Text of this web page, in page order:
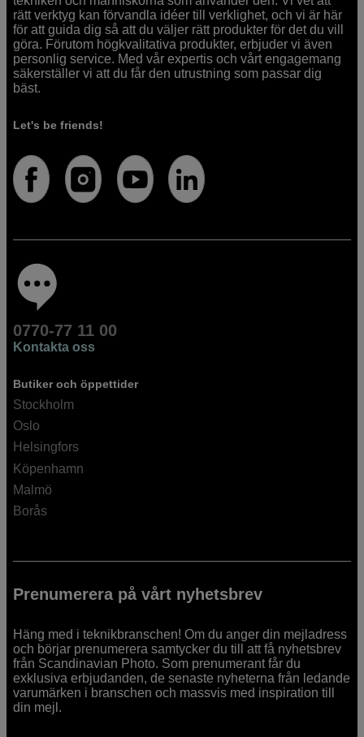
rätt verktyg kan förvandla idéer till verklighet, och vi är här
för att guida dig så att du väljer rätt produkter för det du vill
göra. Förutom högkvalitativa produkter, erbjuder vi även
personlig service. Med vår expertis och vårt engagemang
säkerställer vi att du får den utrustning som passar dig
bäst.
Let's be friends!
0770-77 11 00
Kontakta oss
Butiker och öppettider
Stockholm
Oslo
Helsingfors
Köpenhamn
Malmö
Borås
Prenumerera på vårt nyhetsbrev
Häng med i teknikbranschen! Om du anger din mejladress
och börjar prenumerera samtycker du till att få nyhetsbrev
från Scandinavian Photo. Som prenumerant får du
exklusiva erbjudanden, de senaste nyheterna från ledande
varumärken i branschen och massvis med inspiration till
din mejl.